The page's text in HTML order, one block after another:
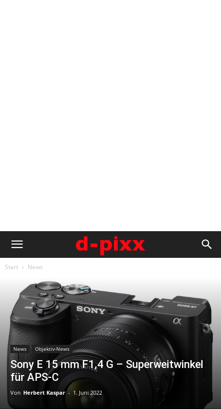
Start News
News Objektiv-News
Sony E 15 mm F1,4 G – Superweitwinkel
für APS-C
Von Herbert Kaspar - 1. Juni 2022